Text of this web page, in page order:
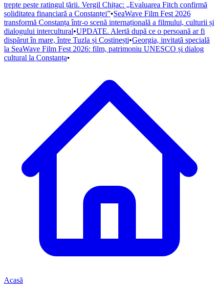
trepte peste ratingul țării. Vergil Chițac: „Evaluarea Fitch confirmă
soliditatea financiară a Constanței”•SeaWave Film Fest 2026
transformă Constanța într-o scenă internațională a filmului, culturii și
dialogului intercultural•UPDATE. Alertă după ce o persoană ar fi
dispărut în mare, între Tuzla și Costinești•Georgia, invitată specială
la SeaWave Film Fest 2026: film, patrimoniu UNESCO și dialog
cultural la Constanța•
Acasă